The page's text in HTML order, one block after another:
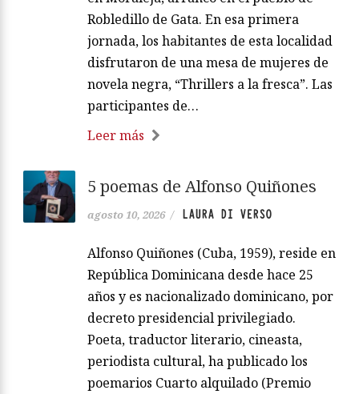
Robledillo de Gata. En esa primera
jornada, los habitantes de esta localidad
disfrutaron de una mesa de mujeres de
novela negra, “Thrillers a la fresca”. Las
participantes de…
Leer más
5 poemas de Alfonso Quiñones
agosto 10, 2026 / LAURA DI VERSO
Alfonso Quiñones (Cuba, 1959), reside en
República Dominicana desde hace 25
años y es nacionalizado dominicano, por
decreto presidencial privilegiado.
Poeta, traductor literario, cineasta,
periodista cultural, ha publicado los
poemarios Cuarto alquilado (Premio